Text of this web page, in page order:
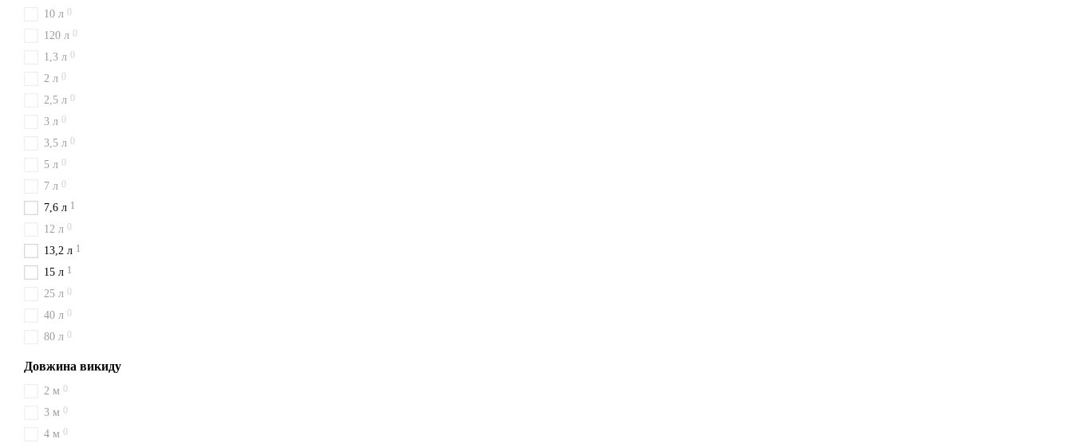
10 л 0
120 л 0
1,3 л 0
2 л 0
2,5 л 0
3 л 0
3,5 л 0
5 л 0
7 л 0
7,6 л 1
12 л 0
13,2 л 1
15 л 1
25 л 0
40 л 0
80 л 0
Довжина викиду
2 м 0
3 м 0
4 м 0